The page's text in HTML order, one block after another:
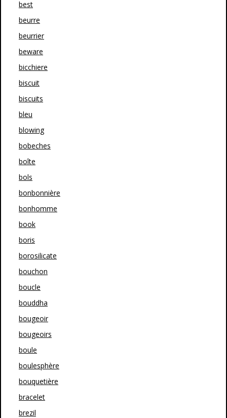
best
beurre
beurrier
beware
bicchiere
biscuit
biscuits
bleu
blowing
bobeches
boîte
bols
bonbonnière
bonhomme
book
boris
borosilicate
bouchon
boucle
bouddha
bougeoir
bougeoirs
boule
boulesphère
bouquetière
bracelet
brezil